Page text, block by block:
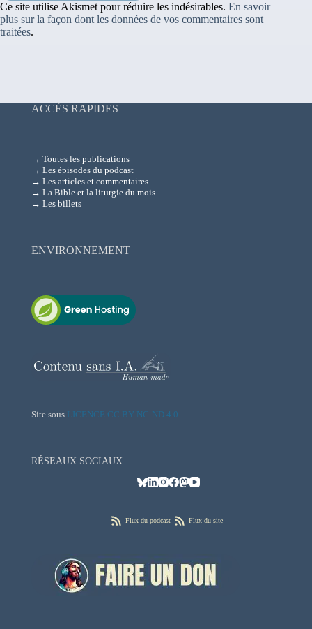
Ce site utilise Akismet pour réduire les indésirables. En savoir
plus sur la façon dont les données de vos commentaires sont
traitées.
ACCÈS RAPIDES
→ Toutes les publications
→ Les épisodes du podcast
→ Les articles et commentaires
→ La Bible et la liturgie du mois
→ Les billets
ENVIRONNEMENT
Site sous LICENCE CC BY-NC-ND 4.0
RÉSEAUX SOCIAUX
Flux du podcast Flux du site